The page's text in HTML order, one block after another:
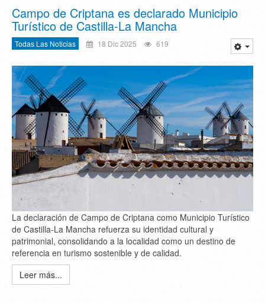
Campo de Criptana es declarado Municipio
Turístico de Castilla-La Mancha
Todas Las Noticias 18 Dic 2025 619
La declaración de Campo de Criptana como Municipio Turístico
de Castilla-La Mancha refuerza su identidad cultural y
patrimonial, consolidando a la localidad como un destino de
referencia en turismo sostenible y de calidad.
Leer más...